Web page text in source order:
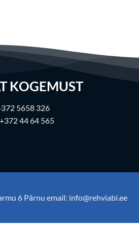
KOGEMUST
5658 326
+372 44 64 565
6 Pärnu email: info@rehviabi.ee